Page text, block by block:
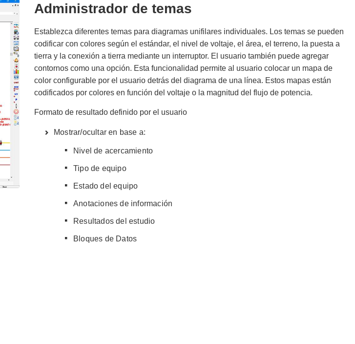
Administrador de temas
Establezca diferentes temas para diagramas unifilares individuales. Los temas se pueden
codificar con colores según el estándar, el nivel de voltaje, el área, el terreno, la puesta a
tierra y la conexión a tierra mediante un interruptor. El usuario también puede agregar
contornos como una opción. Esta funcionalidad permite al usuario colocar un mapa de
color configurable por el usuario detrás del diagrama de una línea. Estos mapas están
codificados por colores en función del voltaje o la magnitud del flujo de potencia.
Formato de resultado definido por el usuario
Mostrar/ocultar en base a:
Nivel de acercamiento
Tipo de equipo
Estado del equipo
Anotaciones de información
Resultados del estudio
Bloques de Datos